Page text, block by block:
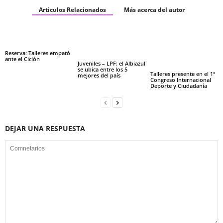
Articulos Relacionados Más acerca del autor
Reserva: Talleres empató
ante el Ciclón
Juveniles – LPF: el Albiazul
se ubica entre los 5
mejores del país
Talleres presente en el 1°
Congreso Internacional
Deporte y Ciudadanía
DEJAR UNA RESPUESTA